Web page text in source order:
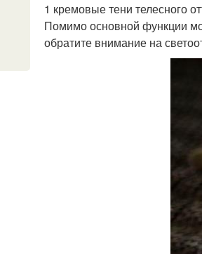
1 кремовые тени телесного
Помимо основной функции
обратите внимание на